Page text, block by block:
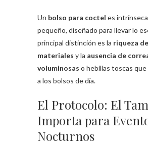
Un bolso para coctel es
pequeño, diseñado para llevar lo
principal distinción es la riqueza
materiales y la ausencia de
voluminosas o hebillas toscas
a los bolsos de día.
El Protocolo: El
Importa para
Nocturnos